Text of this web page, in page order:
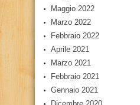
Maggio 2022
Marzo 2022
Febbraio 2022
Aprile 2021
Marzo 2021
Febbraio 2021
Gennaio 2021